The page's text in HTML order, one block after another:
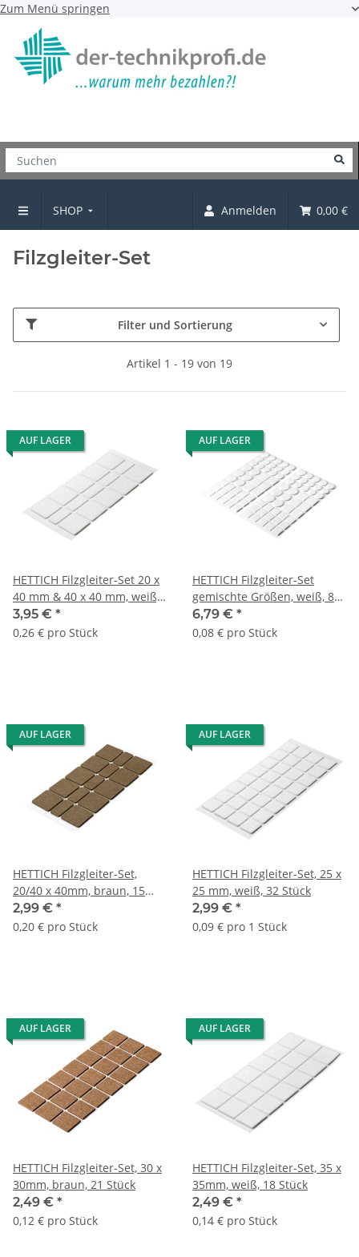
Zum Menü springen
SHOP Anmelden 0,00 €
Gleiter und Kappen
Filzgleiter-Set
Filter und Sortierung
Artikel 1 - 19 von 19
AUF LAGER
HETTICH Filzgleiter-Set 20 x
40 mm & 40 x 40 mm, weiß,
15 Stück
3,95 € *
0,26 € pro Stück
AUF LAGER
HETTICH Filzgleiter-Set
gemischte Größen, weiß, 84
Stück
6,79 € *
0,08 € pro Stück
AUF LAGER
HETTICH Filzgleiter-Set,
20/40 x 40mm, braun, 15
Stück
2,99 € *
0,20 € pro Stück
AUF LAGER
HETTICH Filzgleiter-Set, 25 x
25 mm, weiß, 32 Stück
2,99 € *
0,09 € pro 1 Stück
AUF LAGER
HETTICH Filzgleiter-Set, 30 x
30mm, braun, 21 Stück
2,49 € *
0,12 € pro Stück
AUF LAGER
HETTICH Filzgleiter-Set, 35 x
35mm, weiß, 18 Stück
2,49 € *
0,14 € pro Stück